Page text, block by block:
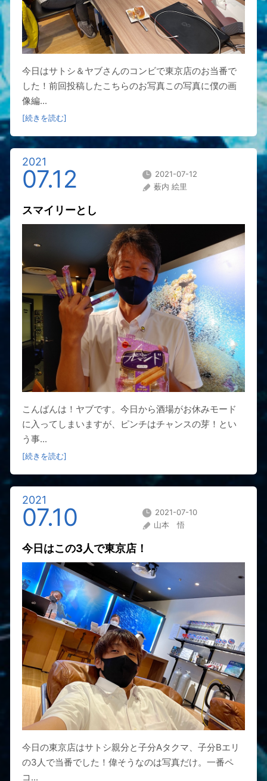
今日はサトシ＆ヤブさんのコンビで東京店のお当番で
した！前回投稿したこちらのお写真この写真に僕の画
像編...
[続きを読む]
2021
07.12
2021-07-12
薮内 絵里
スマイリーとし
こんばんは！ヤブです。今日から酒場がお休みモード
に入ってしまいますが、ピンチはチャンスの芽！とい
う事...
[続きを読む]
2021
07.10
2021-07-10
山本 悟
今日はこの3人で東京店！
今日の東京店はサトシ親分と子分Aタクマ、子分Bエリ
の3人で当番でした！偉そうなのは写真だけ。一番ペ
コ...